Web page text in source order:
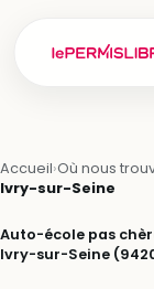
Accueil›Où nous
Ivry-sur-Seine
Auto-école pas
Ivry-sur-Seine